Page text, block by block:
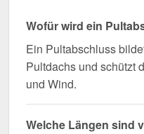
Wofür wird ein
Ein Pultabschluss
Pultdachs und schützt
und Wind.
Welche Längen sind